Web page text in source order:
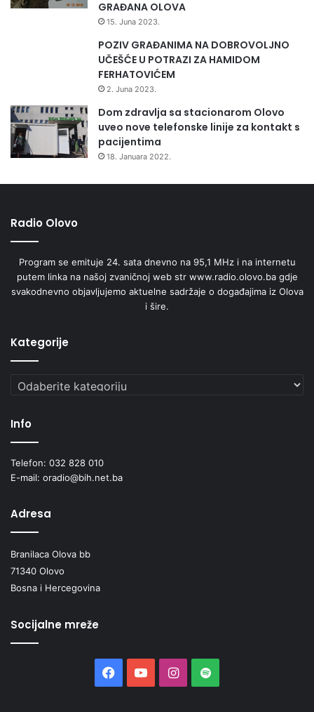
GRAĐANA OLOVA
15. Juna 2023.
POZIV GRAĐANIMA NA DOBROVOLJNO
UČEŠĆE U POTRAZI ZA HAMIDOM
FERHATOVIĆEM
2. Juna 2023.
Dom zdravlja sa stacionarom Olovo
uveo nove telefonske linije za kontakt s
pacijentima
18. Januara 2022.
Radio Olovo
Program se emituje 24. sata dnevno na 95,1 MHz i na internetu
putem linka na našoj zvaničnoj web str www.radio.olovo.ba gdje
svakodnevno objavljujemo aktuelne sadržaje o događajima iz Olova
i šire.
Kategorije
Kategorije
Info
Telefon: 032 828 010
E-mail: oradio@bih.net.ba
Adresa
Branilaca Olova bb
71340 Olovo
Bosna i Hercegovina
Socijalne mreže
Facebook
YouTubeInstagram
Spotify